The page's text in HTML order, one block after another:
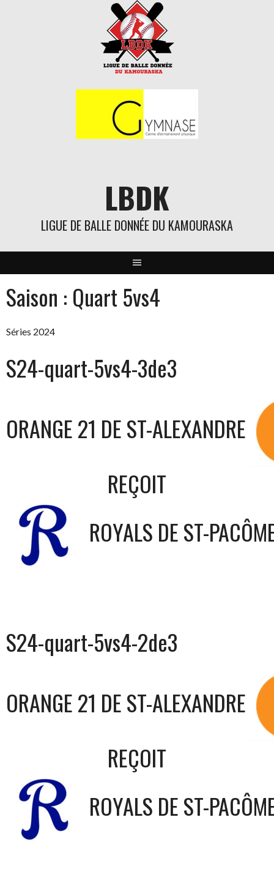
LBDK
LIGUE DE BALLE DONNÉE DU KAMOURASKA
Saison : Quart 5vs4
Séries 2024
S24-quart-5vs4-3de3
ORANGE 21 DE ST-ALEXANDRE
REÇOIT
ROYALS DE ST-
S24-quart-5vs4-2de3
ORANGE 21 DE ST-ALEXANDRE
REÇOIT
ROYALS DE ST-